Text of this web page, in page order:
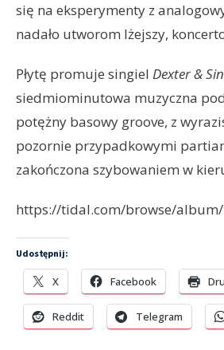
się na eksperymenty z
nadało utworom lżejszy,
Płytę promuje singiel Dexter &
siedmiominutowa muzyczna
potężny basowy groove, z
pozornie przypadkowymi
zakończona szybowaniem w
https://tidal.com/browse/
Udostępnij:
X Facebook
Reddit Telegram